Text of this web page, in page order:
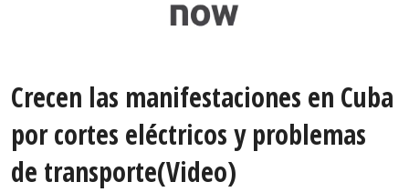
Crecen las manifestaciones en Cuba
por cortes eléctricos y problemas
de transporte(Video)